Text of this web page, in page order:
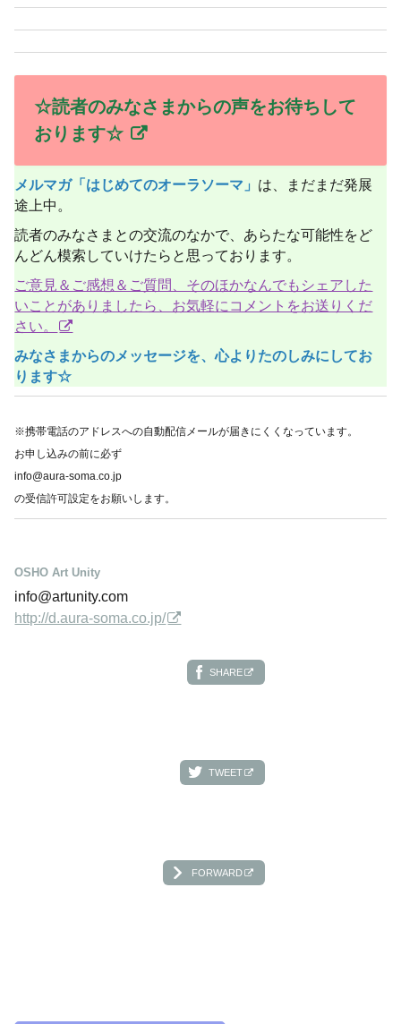
☆読者のみなさまからの声をお待ちして
おります☆
メルマガ「はじめてのオーラソーマ」 は、まだまだ発展
途上中。
読者のみなさまとの交流のなかで、あらたな可能性をど
んどん模索していけたらと思っております。
ご意見＆ご感想＆ご質問、そのほかなんでもシェアした
いことがありましたら、お気軽にコメントをお送りくだ
さい。
みなさまからのメッセージを、心よりたのしみにしてお
ります☆
※携帯電話のアドレスへの自動配信メールが届きにくくなっています。
お申し込みの前に必ず
info@aura-soma.co.jp
の受信許可設定をお願いします。
OSHO Art Unity
info@artunity.com
http://d.aura-soma.co.jp/
SHARE
TWEET
FORWARD